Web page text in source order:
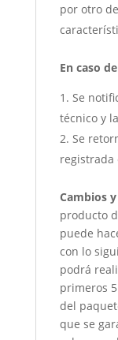
por otro
En caso
Se
técnico y
Se
registrada
Cambios
producto
puede
con lo
podrá
primeros
del
que se